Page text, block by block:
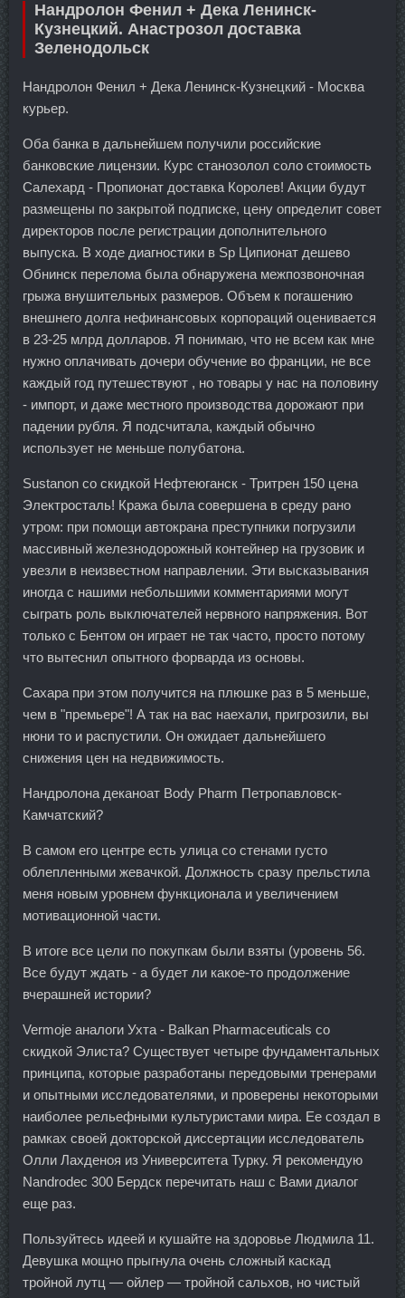
Нандролон Фенил + Дека Ленинск-
Кузнецкий. Анастрозол доставка
Зеленодольск
Нандролон Фенил + Дека Ленинск-Кузнецкий - Москва
курьер.
Оба банка в дальнейшем получили российские
банковские лицензии. Курс станозолол соло стоимость
Салехард - Пропионат доставка Королев! Акции будут
размещены по закрытой подписке, цену определит совет
директоров после регистрации дополнительного
выпуска. В ходе диагностики в Sp Ципионат дешево
Обнинск перелома была обнаружена межпозвоночная
грыжа внушительных размеров. Объем к погашению
внешнего долга нефинансовых корпораций оценивается
в 23-25 млрд долларов. Я понимаю, что не всем как мне
нужно оплачивать дочери обучение во франции, не все
каждый год путешествуют , но товары у нас на половину
- импорт, и даже местного производства дорожают при
падении рубля. Я подсчитала, каждый обычно
использует не меньше полубатона.
Sustanon со скидкой Нефтеюганск - Тритрен 150 цена
Электросталь! Кража была совершена в среду рано
утром: при помощи автокрана преступники погрузили
массивный железнодорожный контейнер на грузовик и
увезли в неизвестном направлении. Эти высказывания
иногда с нашими небольшими комментариями могут
сыграть роль выключателей нервного напряжения. Вот
только с Бентом он играет не так часто, просто потому
что вытеснил опытного форварда из основы.
Сахара при этом получится на плюшке раз в 5 меньше,
чем в "премьере"! А так на вас наехали, пригрозили, вы
нюни то и распустили. Он ожидает дальнейшего
снижения цен на недвижимость.
Нандролона деканоат Body Pharm Петропавловск-
Камчатский?
В самом его центре есть улица со стенами густо
облепленными жевачкой. Должность сразу прельстила
меня новым уровнем функционала и увеличением
мотивационной части.
В итоге все цели по покупкам были взяты (уровень 56.
Все будут ждать - а будет ли какое-то продолжение
вчерашней истории?
Vermoje аналоги Ухта - Balkan Pharmaceuticals со
скидкой Элиста? Существует четыре фундаментальных
принципа, которые разработаны передовыми тренерами
и опытными исследователями, и проверены некоторыми
наиболее рельефными культуристами мира. Ее создал в
рамках своей докторской диссертации исследователь
Олли Лахденоя из Университета Турку. Я рекомендую
Nandrodec 300 Бердск перечитать наш с Вами диалог
еще раз.
Пользуйтесь идеей и кушайте на здоровье Людмила 11.
Девушка мощно прыгнула очень сложный каскад
тройной лутц — ойлер — тройной сальхов, но чистый